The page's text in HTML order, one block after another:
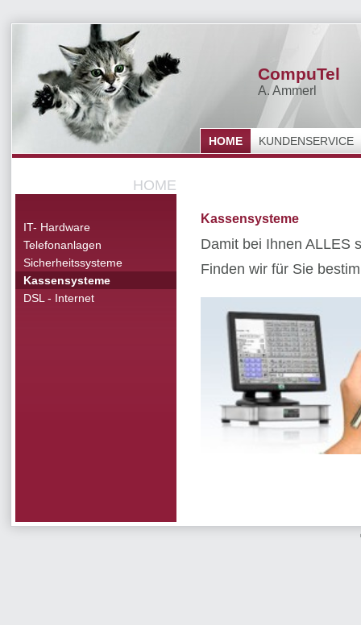
CompuTel
A. Ammerl
HOME KUNDENSERVICE
HOME
IT- Hardware
Telefonanlagen
Sicherheitssysteme
Kassensysteme
DSL - Internet
Kassensysteme
Damit bei Ihnen ALLES
Finden wir für Sie